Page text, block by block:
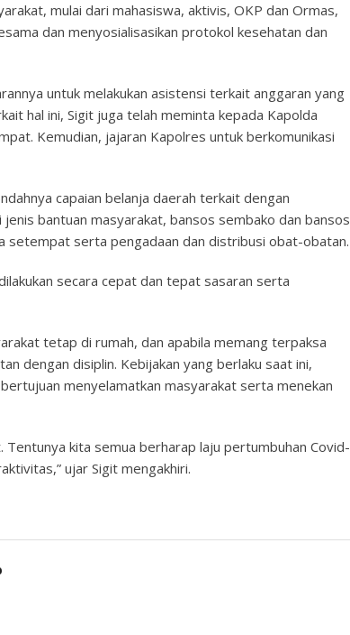
mulai dari mahasiswa, aktivis, OKP dan Ormas,
dan menyosialisasikan protokol kesehatan dan
untuk melakukan asistensi terkait anggaran yang
hal ini, Sigit juga telah meminta kepada Kapolda
Kemudian, jajaran Kapolres untuk berkomunikasi
capaian belanja daerah terkait dengan
bantuan masyarakat, bansos sembako dan bansos
setempat serta pengadaan dan distribusi obat-obatan.
secara cepat dan tepat sasaran serta
tetap di rumah, dan apabila memang terpaksa
dengan disiplin. Kebijakan yang berlaku saat ini,
menyelamatkan masyarakat serta menekan
Tentunya kita semua berharap laju pertumbuhan Covid-
ujar Sigit mengakhiri.